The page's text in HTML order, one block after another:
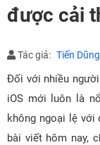
được cải
Tác giả: Tiến Dũng
Đối với nhiều
iOS mới luôn là
không ngoại lệ với
bài viết hôm nay,